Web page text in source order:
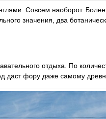
Совсем наоборот.
значения, два
отдыха. По
даст фору даже самому